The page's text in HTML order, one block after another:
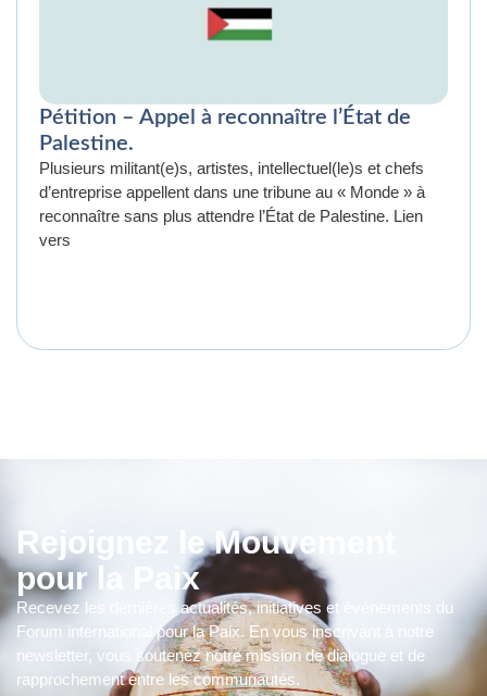
Pétition – Appel à reconnaître l’État de
Palestine.
Plusieurs militant(e)s, artistes, intellectuel(le)s et chefs
d’entreprise appellent dans une tribune au « Monde » à
reconnaître sans plus attendre l’État de Palestine. Lien
vers
Rejoignez le Mouvement
pour la Paix
Recevez les dernières actualités, initiatives et événements du
Forum international pour la Paix. En vous inscrivant à notre
newsletter, vous soutenez notre mission de dialogue et de
rapprochement entre les communautés.